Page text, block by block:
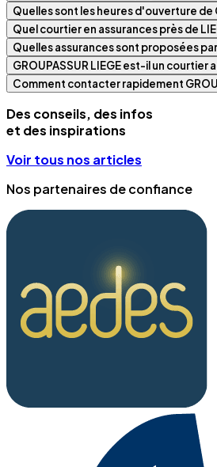
Quelles sont les heures d'ouverture de
Quel courtier en assurances près de
Quelles assurances sont proposées par
GROUPASSUR LIEGE est-il un courtier
Comment contacter rapidement
Des conseils, des infos
et des inspirations
Voir tous nos articles
Nos partenaires de confiance